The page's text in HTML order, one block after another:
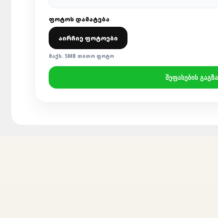
ᲤᲝᲢᲝᲡ ᲓᲐᲛᲐᲢᲔᲑᲐ
ᲐᲘᲠᲩᲘᲔ ᲤᲝᲢᲝᲔᲑᲘ
ᲛᲐᲥᲡ. 5MB ᲗᲘᲗᲝ ᲤᲝᲢᲝ
ᲨᲔᲤᲐᲡᲔᲑᲘᲡ